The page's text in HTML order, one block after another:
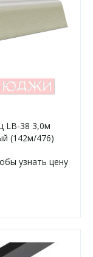
LB-38 3,0м
(142м/476)
узнать цену